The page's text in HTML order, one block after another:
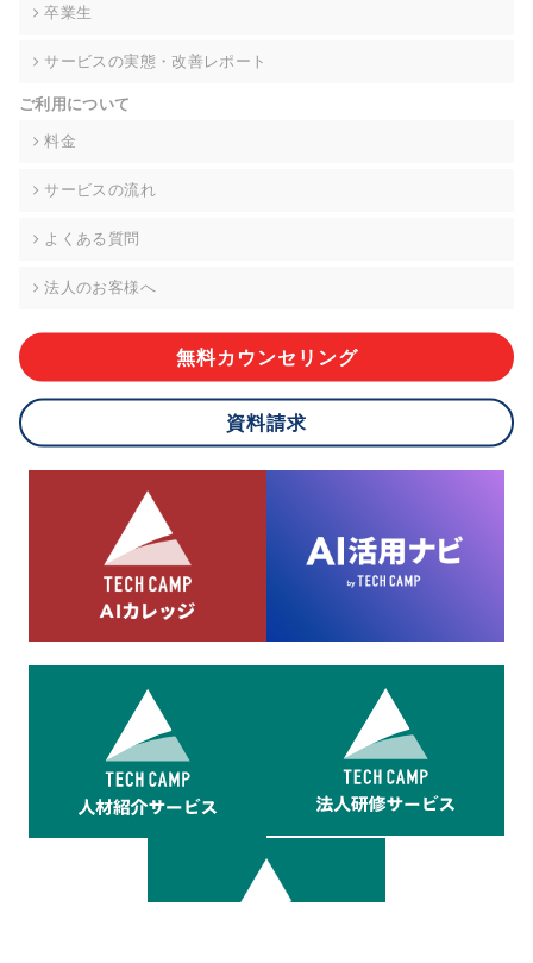
て、下記の当社問合わせ窓口に申し出ることができます。その
的な期間内に対応いたします。ただし、申請が本人確認が不可
により、ご希望に添えない場合があります。 なお、アクセスロ
グなどの個人情報以外の情報については、原則として開示等は
株式会社div 個人情報問合せ窓口
メールアドレス:privacy_policy@di-v.co.jp
ご本人様が当社に個人情報を提供されるかどうかは任意による
応ができない場合があります。
8.cookieにより取得・分析した情報とその利用について
当社は第三者が運営するデータ・マネジメント・プラットフォ
ームからcookieにより収集されたウェブの閲覧機歴及びその分
析結果を取得し、これをお客様の個人データと結びつけた上
で、広告配信等の目的で利用いたします。
卒業生
サービスの実態・改善レポート
ご利用について
料金
サービスの流れ
よくある質問
法人のお客様へ
無料カウンセリング
資料請求